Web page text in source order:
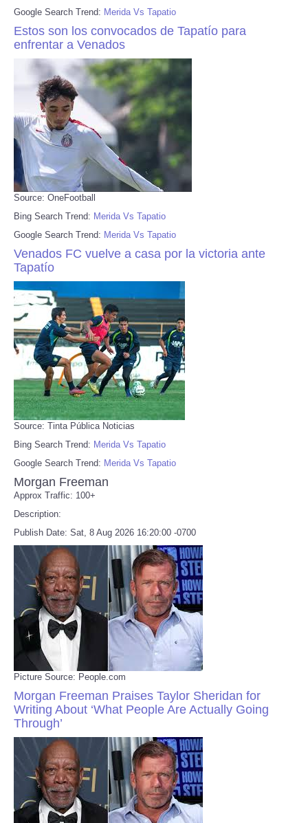
Google Search Trend: Merida Vs Tapatio
Estos son los convocados de Tapatío para
enfrentar a Venados
Source: OneFootball
Bing Search Trend: Merida Vs Tapatio
Google Search Trend: Merida Vs Tapatio
Venados FC vuelve a casa por la victoria ante
Tapatío
Source: Tinta Pública Noticias
Bing Search Trend: Merida Vs Tapatio
Google Search Trend: Merida Vs Tapatio
Morgan Freeman
Approx Traffic: 100+
Description:
Publish Date: Sat, 8 Aug 2026 16:20:00 -0700
Picture Source: People.com
Morgan Freeman Praises Taylor Sheridan for
Writing About ‘What People Are Actually Going
Through’